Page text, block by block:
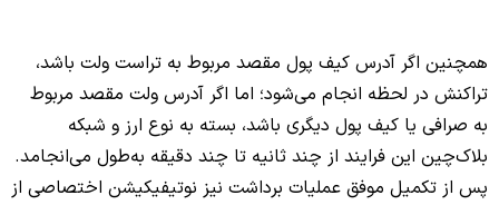
همچنین اگر آدرس کیف پول مقصد مربوط به تراست ولت باشد،
تراکنش در لحظه انجام می‌شود؛ اما اگر آدرس ولت مقصد مربوط
به صرافی یا کیف پول دیگری باشد، بسته به نوع ارز و شبکه
بلاک‌چین این فرایند از چند ثانیه تا چند دقیقه به‌طول می‌انجامد.
پس از تکمیل موفق عملیات برداشت نیز نوتیفیکیشن اختصاصی از